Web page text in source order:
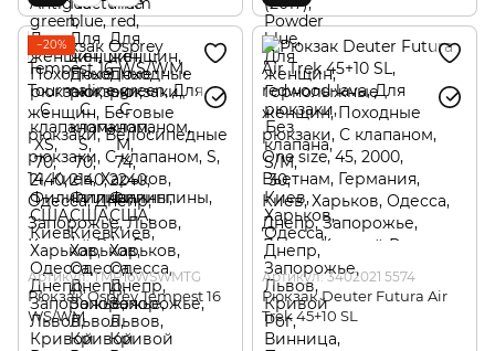
−20%
Артикул: TMP16WSWMTG
Рюкзак Osprey Tempest 16
WS/WM
Артикул: 3402021 5574
Рюкзак Deuter Futura Air
Trek 45+10 SL